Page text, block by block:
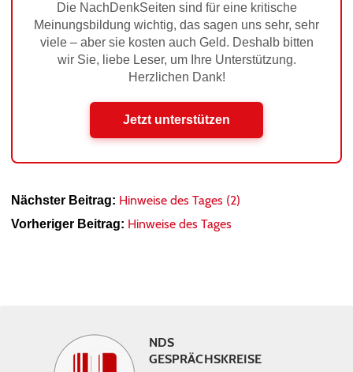
Die NachDenkSeiten sind für eine kritische
Meinungsbildung wichtig, das sagen uns sehr, sehr
viele – aber sie kosten auch Geld. Deshalb bitten
wir Sie, liebe Leser, um Ihre Unterstützung.
Herzlichen Dank!
Jetzt unterstützen
Nächster Beitrag: Hinweise des Tages (2)
Vorheriger Beitrag: Hinweise des Tages
NDS
GESPRÄCHSKREISE